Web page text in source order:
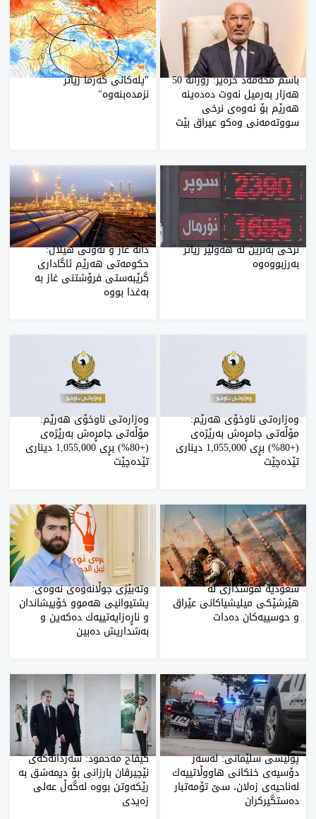
باسم محه‌مه‌د خزه‌یر: رۆژانه‌ 50
هه‌زار به‌رمیل نه‌وت ده‌ده‌ینه‌
هه‌رێم بۆ ئه‌وه‌ی نرخی
سووته‌مه‌نی وه‌كو عیراق بێت
"پله‌كانی‌ گه‌رما زیاتر
نزمده‌بنه‌وه‌"
نرخی‌ به‌نزین له‌ هه‌ولێر زیاتر
به‌رزبووه‌وه‌
دانە غاز و نەوتی هیلال:
حکومەتی هەرێم ئاگاداری
گرێبەستی فرۆشتنی غاز بە
بەغدا بووە
وەزارەتی ناوخۆی هەرێم:
مۆڵەتی جامڕەش بەرێژەی
(+80%) بڕی 1,055,000 دیناری
تێدەچێت
وەزارەتی ناوخۆی هەرێم:
مۆڵەتی جامڕەش بەرێژەی
(+80%) بڕی 1,055,000 دیناری
تێدەچێت
سعودیە هۆشداری لە
هێرشێکی میلیشیاکانی عێراق
و حوسییەکان دەدات
وته‌بێژی‌ جوڵانه‌وه‌ی‌ نه‌وه‌ی‌:
پشتیوانیی هه‌موو خۆپیشاندان
و ناڕه‌زایه‌تییه‌ك ده‌كه‌ین و
به‌شداریش ده‌بین
پۆلیسی سلێمانی: له‌سه‌ر
دۆسیه‌ی خنكانی هاووڵاتییه‌ك
له‌ناحیه‌ی زه‌لان، سێ تۆمه‌تبار
ده‌ستگیركران
كیفاح مه‌حمود: سه‌ردانه‌كه‌ی
نێچیرڤان بارزانی بۆ دیمه‌شق به‌
رێكه‌وتن بووه‌ له‌گه‌ڵ عه‌لی
زه‌یدی